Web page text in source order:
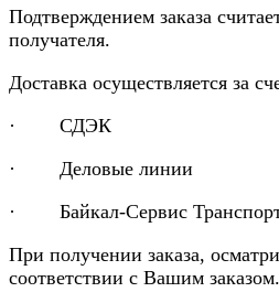
Подтверждением заказа
получателя.
Доставка осуществляется за
· СДЭК
· Деловые линии
· Байкал-Сервис
При получении заказа,
соответствии с Вашим заказом.